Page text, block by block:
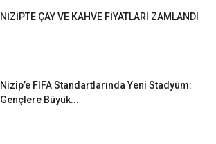
NİZİPTE ÇAY VE KAHVE FİYATLARI ZAMLANDI
Nizip’e FIFA Standartlarında Yeni Stadyum:
Gençlere Büyük...